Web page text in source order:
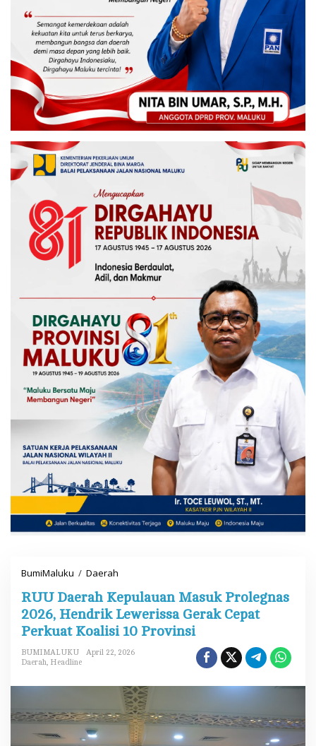
BumiMaluku / Daerah
U
D
a
e
a
e
l
RUU Daerah Kepulauan Masuk Prolegnas
2026, Hendrik Lewerissa Gerak Cepat
Perkuat Koalisi 10 Provinsi
BUMIMALUKU
April 22, 2026
Daerah, Headline